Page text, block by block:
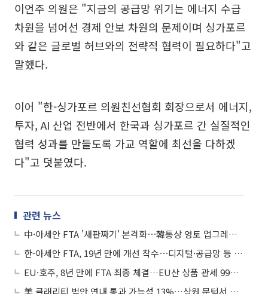
이언주 의원은 "지금의 공급망 위기는 에너지 수급
차원을 넘어선 경제 안보 차원의 문제이며 싱가포르
와 같은 글로벌 허브와의 전략적 협력이 필요하다"고
말했다.
이어 "한-싱가포르 의원친선협회 회장으로서 에너지,
투자, AI 산업 전반에서 한국과 싱가포르 간 실질적인
협력 성과를 만들도록 가교 역할에 최선을 다하겠
다"고 덧붙였다.
관련 뉴스
中·아세안 FTA '새판짜기' 본격화⋯韓통상 영토 업그레이드
한-아세안 FTA, 19년 만에 개선 착수⋯디지털·공급망 등 신규범 도입
EU·호주, 8년 만에 FTA 최종 체결…EU산 상품 관세 99% 철폐